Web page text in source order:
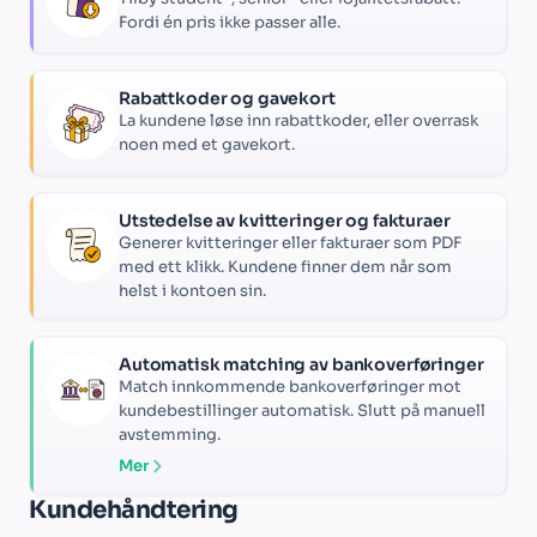
Fordi én pris ikke passer alle.
Rabattkoder og gavekort
La kundene løse inn rabattkoder, eller overrask
noen med et gavekort.
Utstedelse av kvitteringer og fakturaer
Generer kvitteringer eller fakturaer som PDF
med ett klikk. Kundene finner dem når som
helst i kontoen sin.
Automatisk matching av bankoverføringer
Match innkommende bankoverføringer mot
kundebestillinger automatisk. Slutt på manuell
avstemming.
Mer
Kundehåndtering